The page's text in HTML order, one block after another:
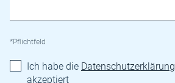
*Pflichtfeld
Ich habe die Datenschutzerklärung
akzeptiert